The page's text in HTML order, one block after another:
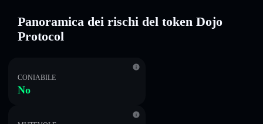
Panoramica dei rischi del token Dojo
Protocol
CONIABILE
No